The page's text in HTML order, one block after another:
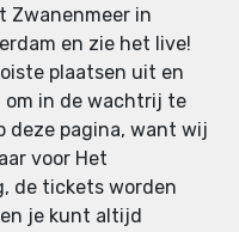
Zwanenmeer in
en zie het live!
plaatsen uit en
om in de wachtrij te
deze pagina, want wij
voor Het
de tickets worden
je kunt altijd